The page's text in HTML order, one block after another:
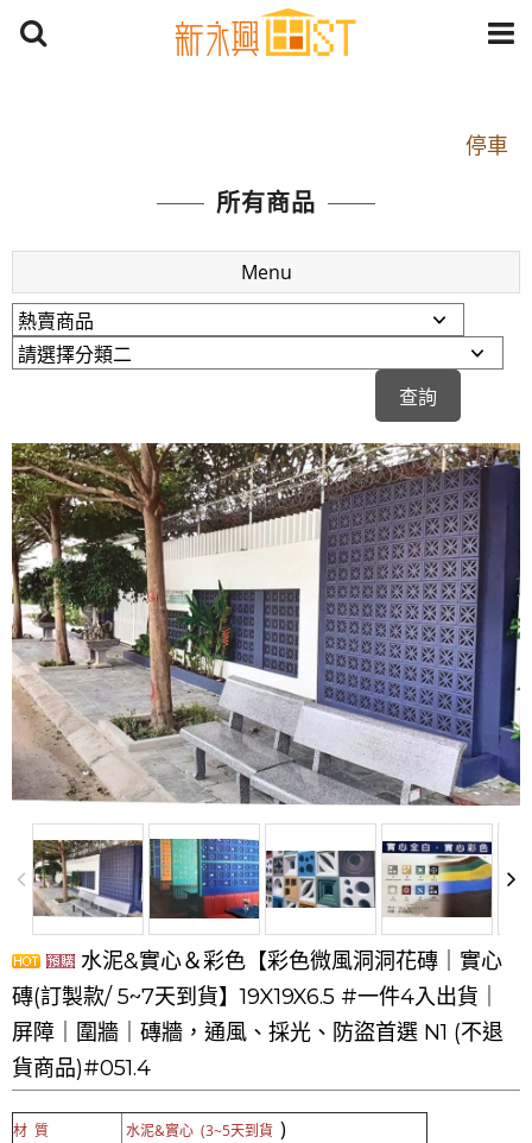
停車
捷運： 中和線【頂溪站 2 號出口】往中山路1段139
原Line已滿 無法加Line好友 請親愛的客戶加入
LINE官方帳號@a0975005573
開車：中山路1段 到永平路路口(樂華夜市口)門口可
停車
捷運： 中和線【頂溪站 2 號出口】往中山路1段139
號約10分鐘
原Line已滿 無法加Line好友 請親愛的客戶加入
LINE官方帳號@a0975005573
所有商品
Menu
水泥&實心＆彩色【彩色微風洞洞花磚｜實心
磚(訂製款/ 5~7天到貨】19X19X6.5 #一件4入出貨｜
屏障｜圍牆｜磚牆，通風、採光、防盜首選 N1 (不退
貨商品)#051.4
材 質 水泥&實心 (3~5天到貨 )